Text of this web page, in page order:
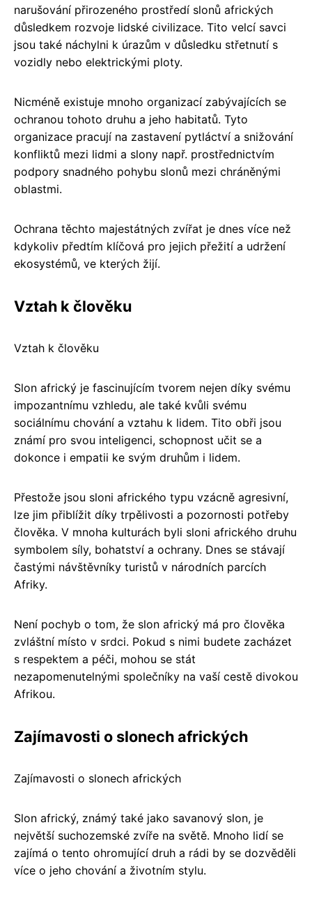
narušování přirozeného prostředí slonů afrických
důsledkem rozvoje lidské civilizace. Tito velcí savci
jsou také náchylni k úrazům v důsledku střetnutí s
vozidly nebo elektrickými ploty.
Nicméně existuje mnoho organizací zabývajících se
ochranou tohoto druhu a jeho habitatů. Tyto
organizace pracují na zastavení pytláctví a snižování
konfliktů mezi lidmi a slony např. prostřednictvím
podpory snadného pohybu slonů mezi chráněnými
oblastmi.
Ochrana těchto majestátných zvířat je dnes více než
kdykoliv předtím klíčová pro jejich přežití a udržení
ekosystémů, ve kterých žijí.
Vztah k člověku
Vztah k člověku
Slon africký je fascinujícím tvorem nejen díky svému
impozantnímu vzhledu, ale také kvůli svému
sociálnímu chování a vztahu k lidem. Tito obři jsou
známí pro svou inteligenci, schopnost učit se a
dokonce i empatii ke svým druhům i lidem.
Přestože jsou sloni afrického typu vzácně agresivní,
lze jim přiblížit díky trpělivosti a pozornosti potřeby
člověka. V mnoha kulturách byli sloni afrického druhu
symbolem síly, bohatství a ochrany. Dnes se stávají
častými návštěvníky turistů v národních parcích
Afriky.
Není pochyb o tom, že slon africký má pro člověka
zvláštní místo v srdci. Pokud s nimi budete zacházet
s respektem a péči, mohou se stát
nezapomenutelnými společníky na vaší cestě divokou
Afrikou.
Zajímavosti o slonech afrických
Zajímavosti o slonech afrických
Slon africký, známý také jako savanový slon, je
největší suchozemské zvíře na světě. Mnoho lidí se
zajímá o tento ohromující druh a rádi by se dozvěděli
více o jeho chování a životním stylu.